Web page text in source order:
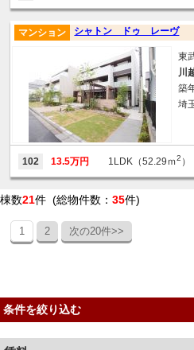
シャトン ドゥ レーヴ
マンション
東
川
築
埼
102 13.5万円 1LDK（52.29ｍ2 ）
棟数21件 (総物件数： 35件)
1 2 次の20件>>
条件を絞り込む